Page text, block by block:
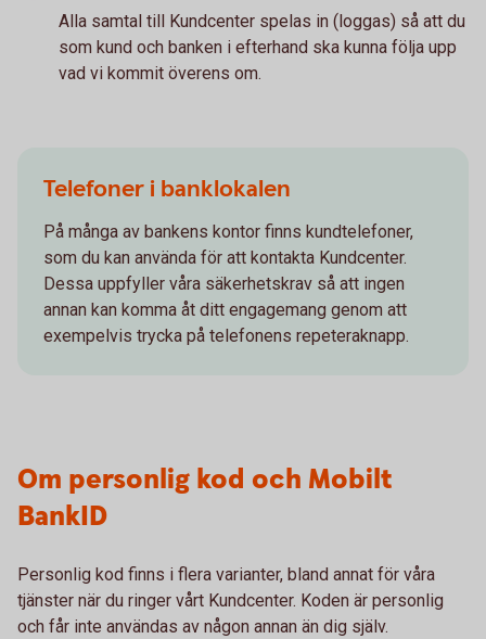
Alla samtal till Kundcenter spelas in (loggas) så att du
som kund och banken i efterhand ska kunna följa upp
vad vi kommit överens om.
Telefoner i banklokalen
På många av bankens kontor finns kundtelefoner,
som du kan använda för att kontakta Kundcenter.
Dessa uppfyller våra säkerhetskrav så att ingen
annan kan komma åt ditt engagemang genom att
exempelvis trycka på telefonens repeteraknapp.
Om personlig kod och Mobilt
BankID
Personlig kod finns i flera varianter, bland annat för våra
tjänster när du ringer vårt Kundcenter. Koden är personlig
och får inte användas av någon annan än dig själv.